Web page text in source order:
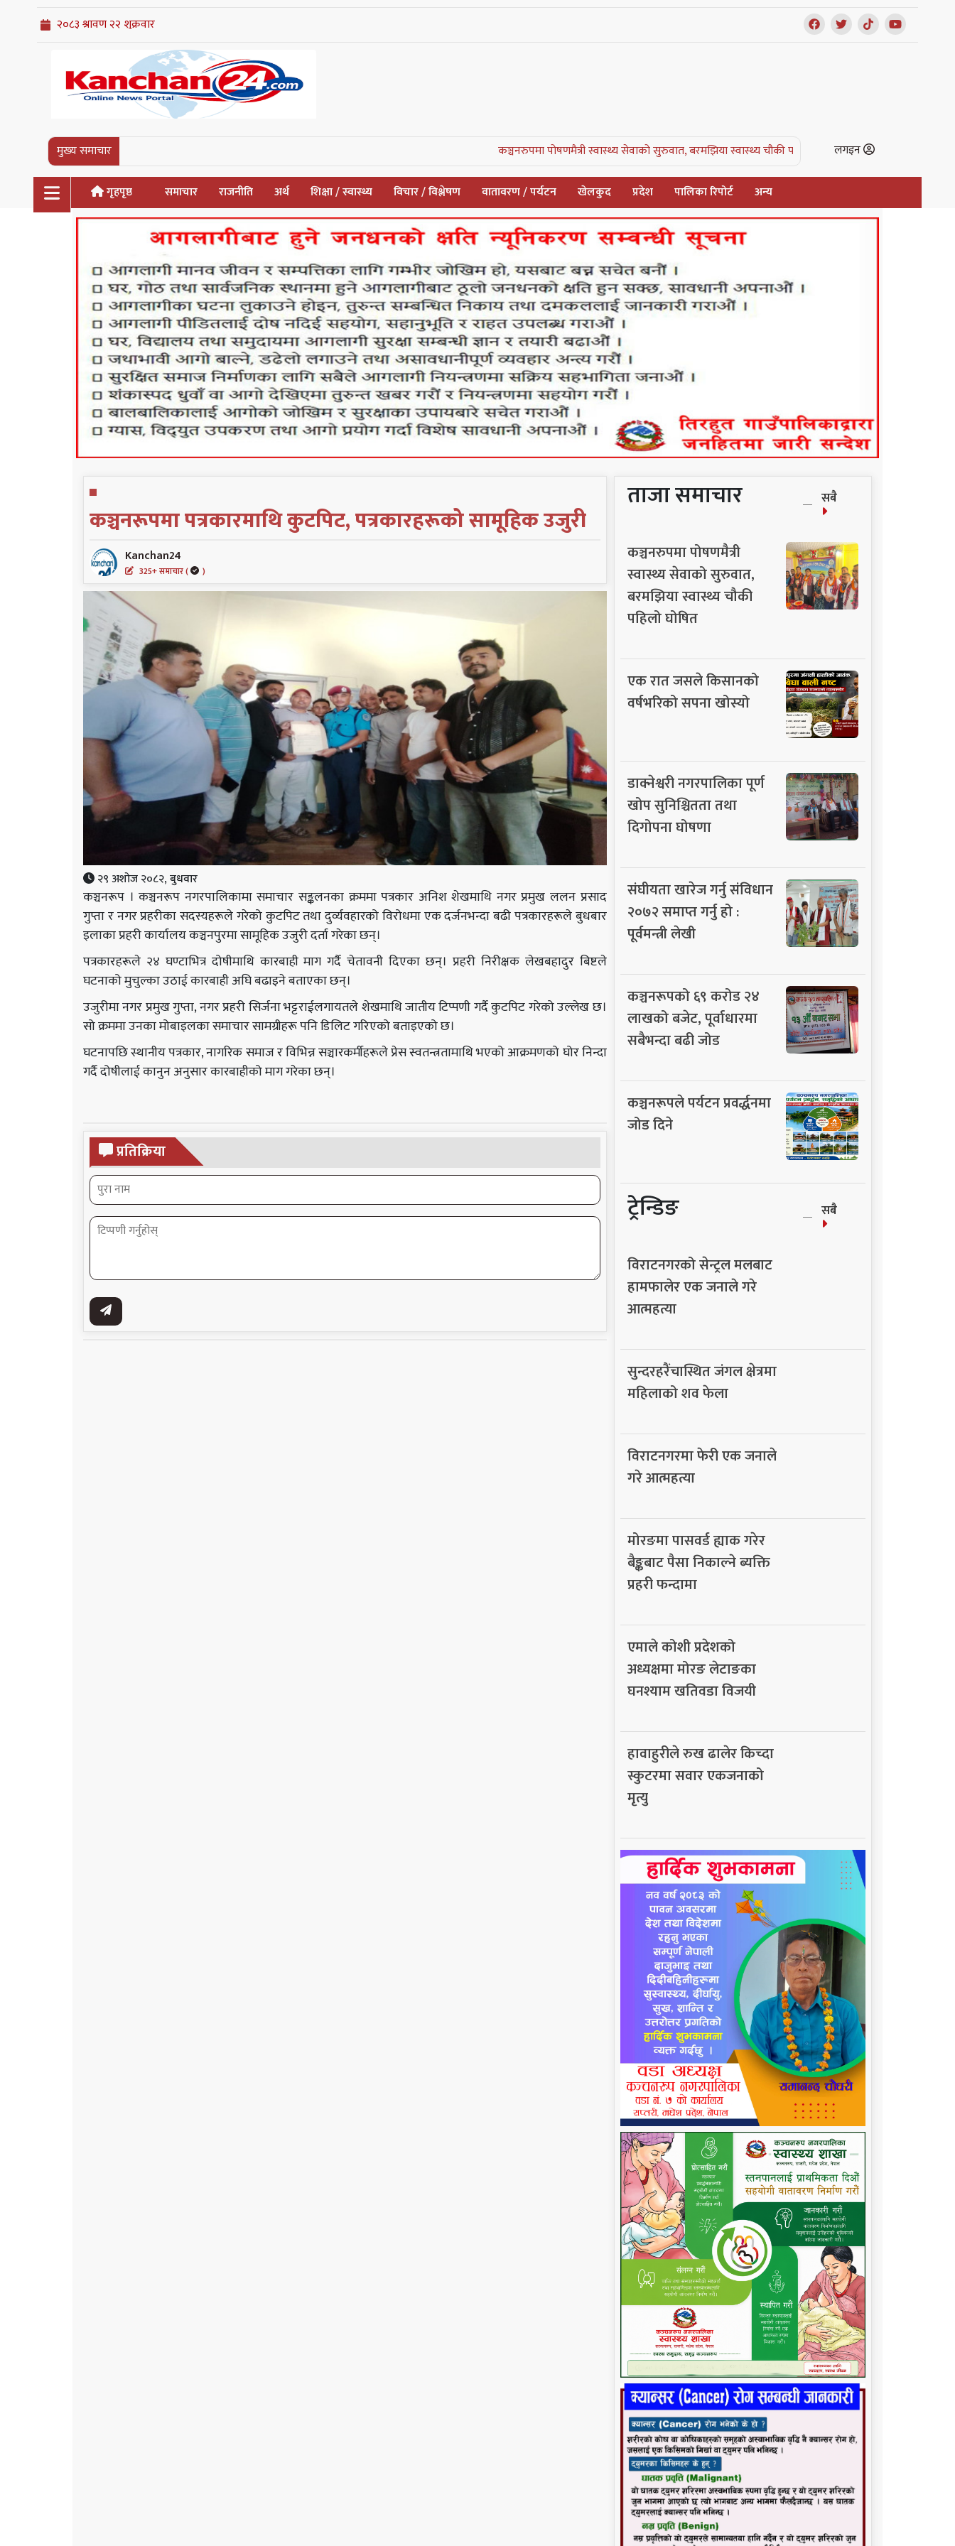
मुख्य समाचार कञ्चनरुपमा पोषणमैत्री स्वास्थ्य सेवाको सुरुवात, बरमझिया स्वास्थ्य चौकी पहिलो घोषित |एक रात जसले किसानको वर्षभरिको
लगइन
गृहपृष्ठ समाचार राजनीति अर्थ शिक्षा / स्वास्थ्य विचार / विश्लेषण वातावरण / पर्यटन खेलकुद प्रदेश पालिका रिपोर्ट अन्य
कञ्चनरूपमा पत्रकारमाथि कुटपिट, पत्रकारहरूको सामूहिक उजुरी
Kanchan24
325+ समाचार ( )
२९ अशोज २०८२, बुधवार
कञ्चनरूप । कञ्चनरूप नगरपालिकामा समाचार सङ्कलनका क्रममा पत्रकार अनिश शेखमाथि नगर प्रमुख ललन प्रसाद
गुप्ता र नगर प्रहरीका सदस्यहरूले गरेको कुटपिट तथा दुर्व्यवहारको विरोधमा एक दर्जनभन्दा बढी पत्रकारहरूले बुधबार
इलाका प्रहरी कार्यालय कञ्चनपुरमा सामूहिक उजुरी दर्ता गरेका छन्।
पत्रकारहरूले २४ घण्टाभित्र दोषीमाथि कारबाही माग गर्दै चेतावनी दिएका छन्। प्रहरी निरीक्षक लेखबहादुर बिष्टले
घटनाको मुचुल्का उठाई कारबाही अघि बढाइने बताएका छन्।
उजुरीमा नगर प्रमुख गुप्ता, नगर प्रहरी सिर्जना भट्टराईलगायतले शेखमाथि जातीय टिप्पणी गर्दै कुटपिट गरेको उल्लेख छ।
सो क्रममा उनका मोबाइलका समाचार सामग्रीहरू पनि डिलिट गरिएको बताइएको छ।
घटनापछि स्थानीय पत्रकार, नागरिक समाज र विभिन्न सञ्चारकर्मीहरूले प्रेस स्वतन्त्रतामाथि भएको आक्रमणको घोर निन्दा
गर्दै दोषीलाई कानुन अनुसार कारबाहीको माग गरेका छन्।
प्रतिक्रिया
ताजा समाचार सबै
कञ्चनरुपमा पोषणमैत्री
स्वास्थ्य सेवाको सुरुवात,
बरमझिया स्वास्थ्य चौकी
पहिलो घोषित
एक रात जसले किसानको
वर्षभरिको सपना खोस्यो
डाक्नेश्वरी नगरपालिका पूर्ण
खोप सुनिश्चितता तथा
दिगोपना घोषणा
संघीयता खारेज गर्नु संविधान
२०७२ समाप्त गर्नु हो :
पूर्वमन्त्री लेखी
कञ्चनरूपको ६९ करोड २४
लाखको बजेट, पूर्वाधारमा
सबैभन्दा बढी जोड
कञ्चनरूपले पर्यटन प्रवर्द्धनमा
जोड दिने
ट्रेन्डिङ सबै
विराटनगरको सेन्ट्रल मलबाट
हामफालेर एक जनाले गरे
आत्महत्या
सुन्दरहरैंचास्थित जंगल क्षेत्रमा
महिलाको शव फेला
विराटनगरमा फेरी एक जनाले
गरे आत्महत्या
मोरङमा पासवर्ड ह्याक गरेर
बैङ्कबाट पैसा निकाल्ने ब्यक्ति
प्रहरी फन्दामा
एमाले कोशी प्रदेशको
अध्यक्षमा मोरङ लेटाङका
घनश्याम खतिवडा विजयी
हावाहुरीले रुख ढालेर किच्दा
स्कुटरमा सवार एकजनाको
मृत्यु